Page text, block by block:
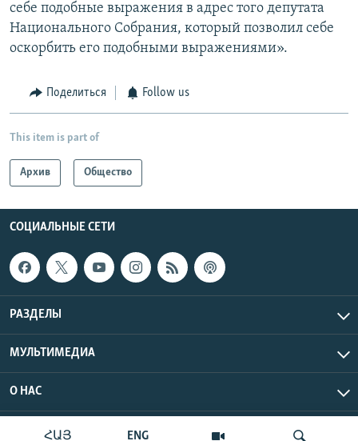
ՀԱՅ ENG
себе подобные выражения в адрес того депутата
Национального Собрания, который позволил себе
оскорбить его подобными выражениями».
Поделиться Follow us
This item is part of
Архив Общество
СОЦИАЛЬНЫЕ СЕТИ
РАЗДЕЛЫ
МУЛЬТИМЕДИА
О НАС
Радио Азатутюн © 2026 RFE/RL, Inc. Все права защищены.